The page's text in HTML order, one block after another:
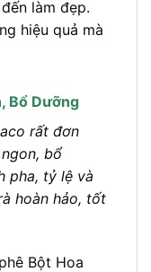
làm đẹp.
hiệu quả mà
Bổ Dưỡng
rất đơn
bổ
pha, tỷ lệ và
hoàn hảo, tốt
Bột Hoa